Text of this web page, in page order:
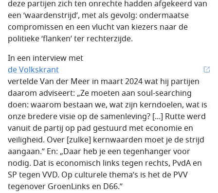
deze partijen zich ten onrechte hadden afgekeerd van
een ‘waardenstrijd’, met als gevolg: ondermaatse
compromissen en een vlucht van kiezers naar de
politieke ‘flanken’ ter rechterzijde.
In een interview met
de Volkskrant
vertelde Van der Meer in maart 2024 wat hij partijen
daarom adviseert: „Ze moeten aan soul-searching
doen: waarom bestaan we, wat zijn kerndoelen, wat is
onze bredere visie op de samenleving? [...] Rutte werd
vanuit de partij op pad gestuurd met economie en
veiligheid. Over [zulke] kernwaarden moet je de strijd
aangaan.” En: „Daar heb je een tegenhanger voor
nodig. Dat is economisch links tegen rechts, PvdA en
SP tegen VVD. Op culturele thema’s is het de PVV
tegenover GroenLinks en D66.”